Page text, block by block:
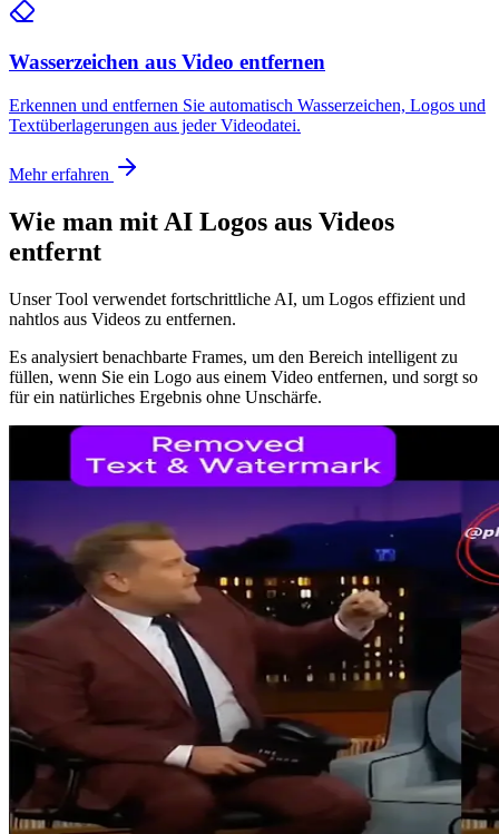
Wasserzeichen aus Video entfernen
Erkennen und entfernen Sie automatisch Wasserzeichen, Logos und
Textüberlagerungen aus jeder Videodatei.
Mehr erfahren
Wie man mit AI Logos aus Videos
entfernt
Unser Tool verwendet fortschrittliche AI, um Logos effizient und
nahtlos aus Videos zu entfernen.
Es analysiert benachbarte Frames, um den Bereich intelligent zu
füllen, wenn Sie ein Logo aus einem Video entfernen, und sorgt so
für ein natürliches Ergebnis ohne Unschärfe.